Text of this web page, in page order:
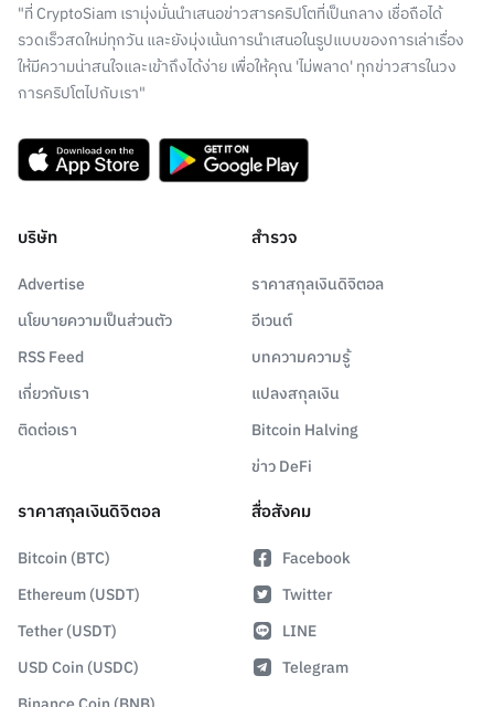
"ที่ CryptoSiam เรามุ่งมั่นนำเสนอข่าวสารคริปโตที่เป็นกลาง เชื่อถือได้
รวดเร็วสดใหม่ทุกวัน และยังมุ่งเน้นการนำเสนอในรูปแบบของการเล่าเรื่อง
ให้มีความน่าสนใจและเข้าถึงได้ง่าย เพื่อให้คุณ 'ไม่พลาด' ทุกข่าวสารในวง
การคริปโตไปกับเรา"
บริษัท
Advertise
นโยบายความเป็นส่วนตัว
RSS Feed
เกี่ยวกับเรา
ติดต่อเรา
สำรวจ
ราคาสกุลเงินดิจิตอล
อีเวนต์
บทความความรู้
แปลงสกุลเงิน
Bitcoin Halving
ข่าว DeFi
ราคาสกุลเงินดิจิตอล
Bitcoin (BTC)
Ethereum (USDT)
Tether (USDT)
USD Coin (USDC)
สื่อสังคม
Facebook
Twitter
LINE
Telegram